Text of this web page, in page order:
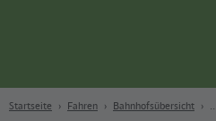
Startseite Fahren Bahnhofsübersicht